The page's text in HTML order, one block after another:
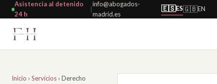
Asistencia al detenido
24 h
|
info@abogados-
madrid.es
🇪🇸ES🇬🇧EN
Inicio › Servicios › Derecho